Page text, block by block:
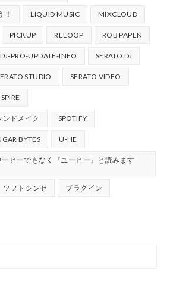
！ LIQUID MUSIC MIXCLOUD
PICKUP RELOOP ROB PAPEN
PRO-UPDATE-INFO SERATO DJ
STUDIO SERATO VIDEO
SPIRE
ンドメイク SPOTIFY
BYTES U-HE
ヒーでもなく『ユーヒー』と読みます
ソフトシンセ プラグイン